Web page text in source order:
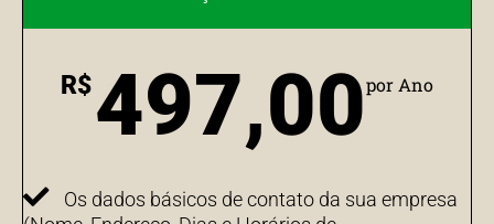
R$497,00por Ano
Os dados básicos de contato da sua empresa